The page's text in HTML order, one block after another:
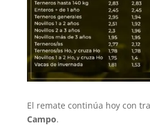
El remate continúa hoy con
Campo.